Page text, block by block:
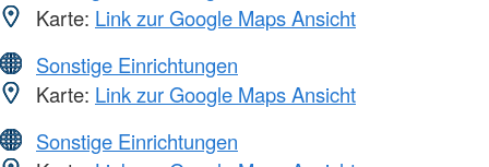
Karte: Link zur Google Maps Ansicht
Sonstige Einrichtungen
Karte: Link zur Google Maps Ansicht
Sonstige Einrichtungen